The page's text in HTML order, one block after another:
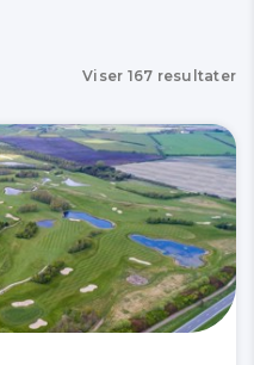
Viser 167 resultater